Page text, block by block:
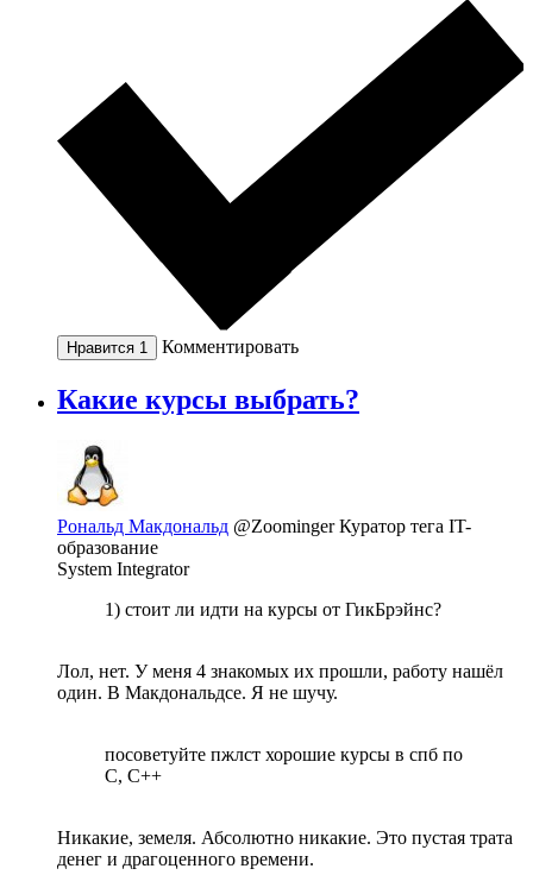
Нравится 1 Комментировать
Какие курсы выбрать?
Рональд Макдональд @ZoomingerКуратор тега IT-
образование
System Integrator
1) стоит ли идти на курсы от ГикБрэйнс?
Лол, нет. У меня 4 знакомых их прошли, работу нашёл
один. В Макдональдсе. Я не шучу.
посоветуйте пжлст хорошие курсы в спб по
C, C++
Никакие, земеля. Абсолютно никакие. Это пустая трата
денег и драгоценного времени.